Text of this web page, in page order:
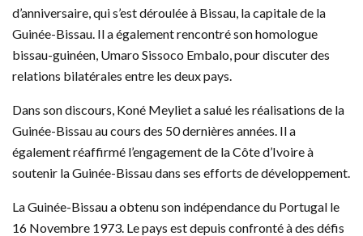
d’anniversaire, qui s’est déroulée à Bissau, la capitale de la
Guinée-Bissau. Il a également rencontré son homologue
bissau-guinéen, Umaro Sissoco Embalo, pour discuter des
relations bilatérales entre les deux pays.
Dans son discours, Koné Meyliet a salué les réalisations de la
Guinée-Bissau au cours des 50 dernières années. Il a
également réaffirmé l’engagement de la Côte d’Ivoire à
soutenir la Guinée-Bissau dans ses efforts de développement.
La Guinée-Bissau a obtenu son indépendance du Portugal le
16 Novembre 1973. Le pays est depuis confronté à des défis